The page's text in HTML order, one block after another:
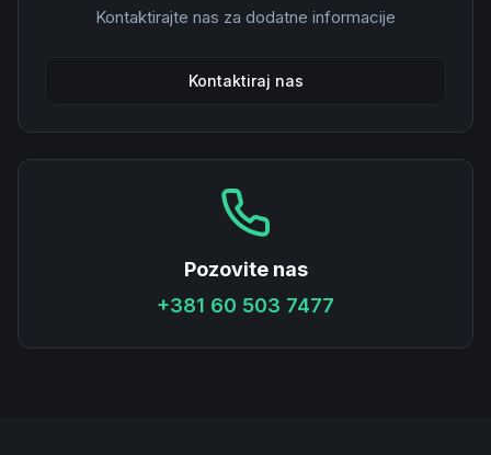
Kontaktirajte nas za dodatne informacije
Kontaktiraj nas
Pozovite nas
+381 60 503 7477